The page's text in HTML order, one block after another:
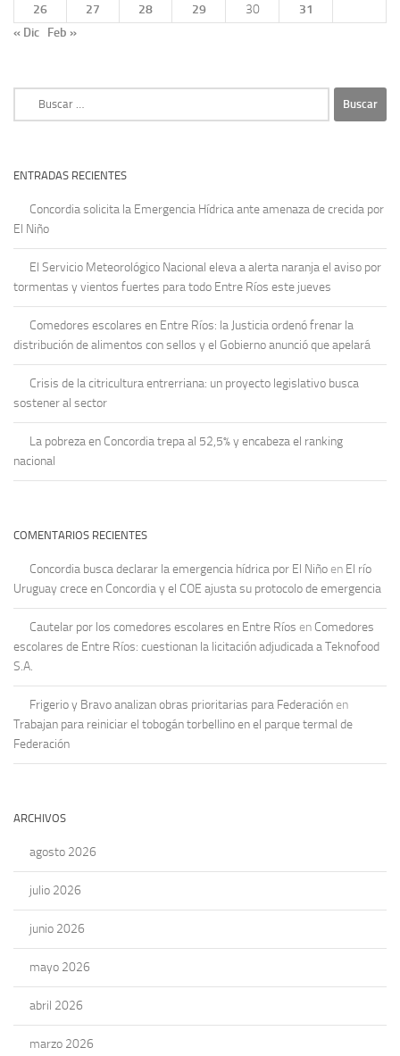
26
27 28 29 30
31
« Dic Feb »
ENTRADAS RECIENTES
Concordia solicita la Emergencia Hídrica ante amenaza de crecida por
El Niño
El Servicio Meteorológico Nacional eleva a alerta naranja el aviso por
tormentas y vientos fuertes para todo Entre Ríos este jueves
Comedores escolares en Entre Ríos: la Justicia ordenó frenar la
distribución de alimentos con sellos y el Gobierno anunció que apelará
Crisis de la citricultura entrerriana: un proyecto legislativo busca
sostener al sector
La pobreza en Concordia trepa al 52,5% y encabeza el ranking
nacional
COMENTARIOS RECIENTES
Concordia busca declarar la emergencia hídrica por El Niño en El río
Uruguay crece en Concordia y el COE ajusta su protocolo de emergencia
Cautelar por los comedores escolares en Entre Ríos en Comedores
escolares de Entre Ríos: cuestionan la licitación adjudicada a Teknofood
S.A.
Frigerio y Bravo analizan obras prioritarias para Federación en
Trabajan para reiniciar el tobogán torbellino en el parque termal de
Federación
ARCHIVOS
agosto 2026
julio 2026
junio 2026
mayo 2026
abril 2026
marzo 2026